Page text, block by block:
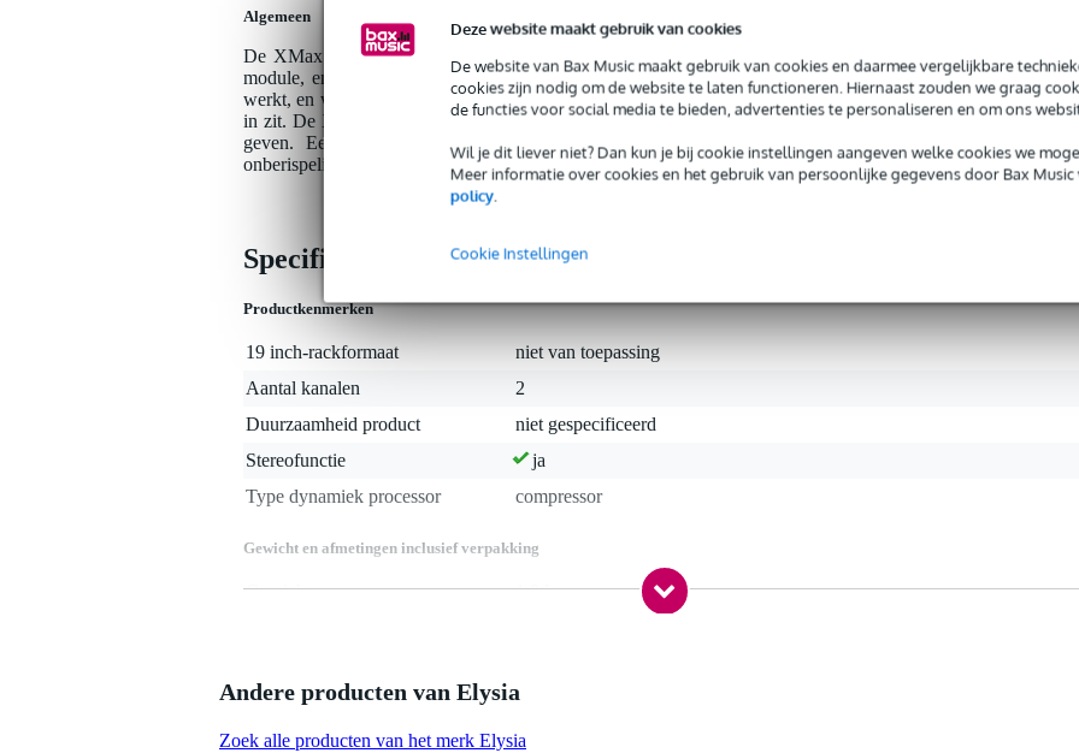
Deze website maakt gebruik van cookies
De website van Bax Music maakt gebruik van cookies en daarmee vergelijkbare
cookies zijn nodig om de website te laten functioneren. Hiernaast zouden we graag
de functies voor social media te bieden, advertenties te personaliseren en om ons
Wil je dit liever niet? Dan kun je bij cookie instellingen aangeven welke cookies we
Meer informatie over cookies en het gebruik van persoonlijke gegevens door Bax Music
policy.
Cookie Instellingen
Algemeen
De XMax van Elysia is in meerdere vormen aanwezig in studioland. Als 19 inch rackmodule, en als 500-
module, en met de Elysia Xmax Qube ook als stand-alone apparaat. Stekker erin, audiokabels erin, en
werkt, en waarom? Misschien heb je gewoon geen zin in een 19 inch rack, of een 500-frame waar verder
in zit. De Xmax is een soort slotfase in je audio-chain. Het laatste effect om je audio die commerciële vibe
geven. Een mooie multiband-compressor, een stukje 'air'-boost, en een soft-clip limiter, alles van de
onberispelijke kwaliteit waar Elysia een naam in heeft hoog te houden.
Specificaties
Productkenmerken
19 inch-rackformaat
niet van toepassing
Aantal kanalen
2
Duurzaamheid product
niet gespecificeerd
Stereofunctie
ja
Type dynamiek processor
compressor
Gewicht en afmetingen inclusief verpakking
Gewicht(incl. verpakking)
1,8 kg
Andere producten van Elysia
Zoek alle producten van het merk Elysia